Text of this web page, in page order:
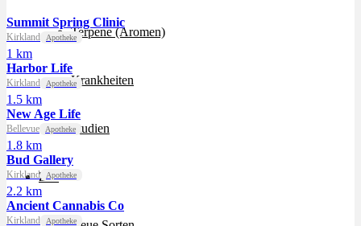
Terpene (Aromen)
Krankheiten
Studien
Zen
Summit Spring Clinic
Kirkland Apotheke
1 km
Harbor Life
Kirkland Apotheke
1.5 km
New Age Life
Bellevue Apotheke
1.8 km
Bud Gallery
Kirkland Apotheke
2.2 km
Ancient Cannabis Co
Kirkland Apotheke